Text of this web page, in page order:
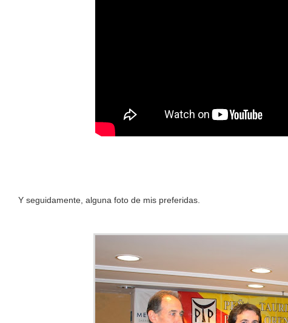
Y seguidamente, alguna foto de mis preferidas.